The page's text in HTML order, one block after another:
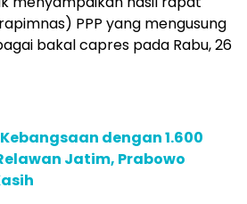
PPP yang mengusung
bakal capres pada Rabu, 26
dengan 1.600
Jatim, Prabowo